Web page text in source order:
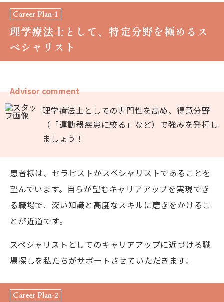
Career Plan-1
理学療法士として、特定分野を極めるス
ペシャリスト
Advisor comment
理学療法士としての専門性を高め、得意分野
（「運動器疾患に絞る」など）で強みを発揮し
ましょう！
患者様は、セラピストがスペシャリストであることを
望んでいます。自らが望むキャリアアップを実現でき
る職場で、深い知識と高度なスキルに磨きをかけるこ
とが近道です。
スペシャリストとしてのキャリアアップに近づける職
場探しを私たちがサポートさせていただきます。
Career Plan-2